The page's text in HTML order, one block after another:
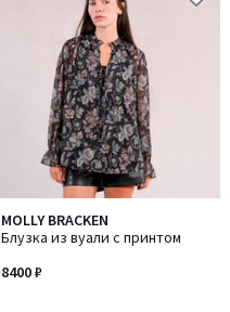
MOLLY BRACKEN
Блузка из вуали с принтом
8400 ₽